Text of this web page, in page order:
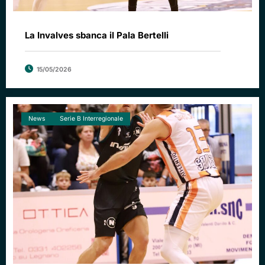
La Invalves sbanca il Pala Bertelli
15/05/2026
News Serie B Interregionale